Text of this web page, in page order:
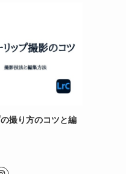
撮り方のコツと編